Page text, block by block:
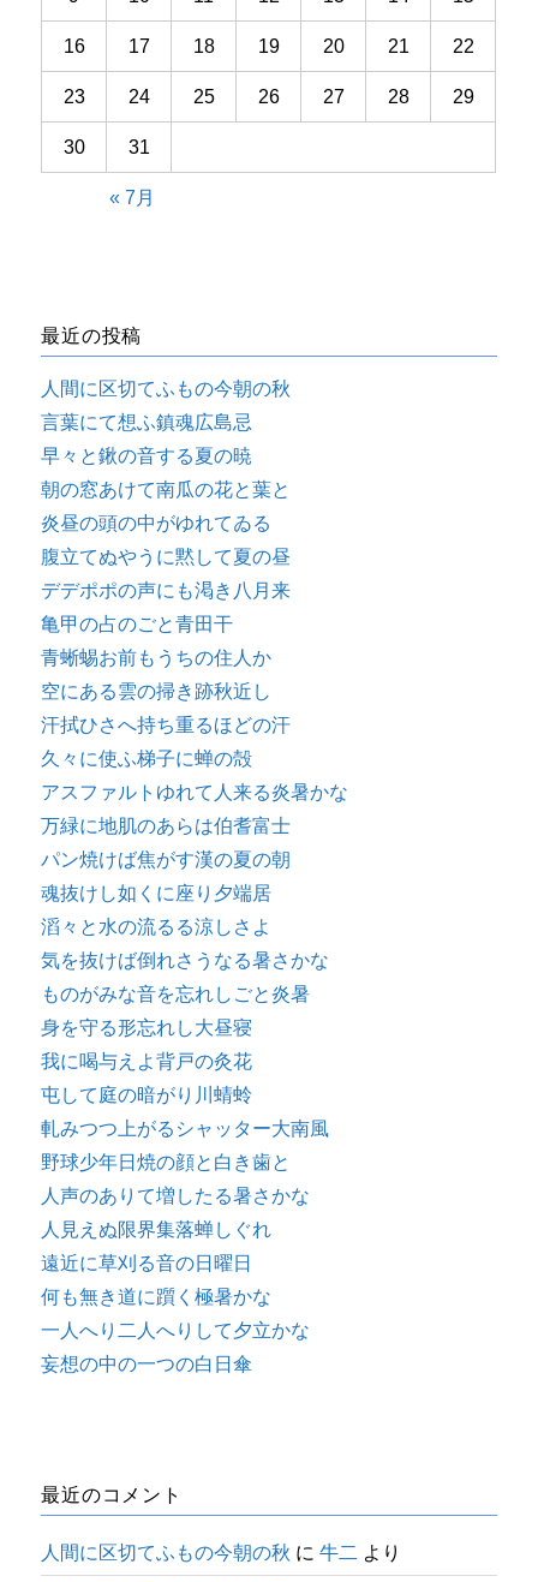
16 17 18 19 20 21 22
23 24 25 26 27 28 29
30 31
« 7月
最近の投稿
人間に区切てふもの今朝の秋
言葉にて想ふ鎮魂広島忌
早々と鍬の音する夏の暁
朝の窓あけて南瓜の花と葉と
炎昼の頭の中がゆれてゐる
腹立てぬやうに黙して夏の昼
デデポポの声にも渇き八月来
亀甲の占のごと青田干
青蜥蜴お前もうちの住人か
空にある雲の掃き跡秋近し
汗拭ひさへ持ち重るほどの汗
久々に使ふ梯子に蝉の殻
アスファルトゆれて人来る炎暑かな
万緑に地肌のあらは伯耆富士
パン焼けば焦がす漢の夏の朝
魂抜けし如くに座り夕端居
滔々と水の流るる涼しさよ
気を抜けば倒れさうなる暑さかな
ものがみな音を忘れしごと炎暑
身を守る形忘れし大昼寝
我に喝与えよ背戸の灸花
屯して庭の暗がり川蜻蛉
軋みつつ上がるシャッター大南風
野球少年日焼の顔と白き歯と
人声のありて増したる暑さかな
人見えぬ限界集落蝉しぐれ
遠近に草刈る音の日曜日
何も無き道に躓く極暑かな
一人へり二人へりして夕立かな
妄想の中の一つの白日傘
最近のコメント
人間に区切てふもの今朝の秋 に牛二 より